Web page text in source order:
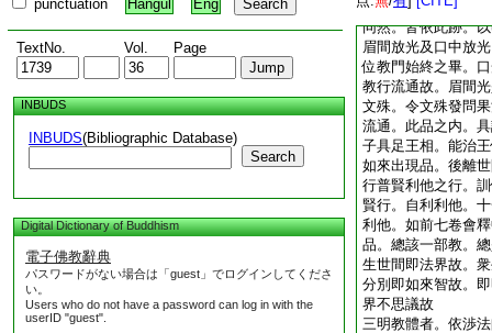
punctuation Hangul Eng
TextNo. Vol. Page
INBUDS
INBUDS(Bibliographic Database)
Search
Digital Dictionary of Buddhism
電子佛教辭典
パスワードがない場合は「guest」でログインしてくださ
い。
Users who do not have a password can log in with the
userID "guest".
一部經。常以此二
同然。皆依此跡。
眉間放光及口中放
位教門始終之畢。
教行流通故。眉間
文殊。令文殊發問
流通。此品之内。
子具足王相。能治
如來出現品。後離
行普賢利他之行。
賢行。自利利他。
利他。如前七卷會
品。總該一部教。
生世間即法界故。
分別即如來智故。
界不思議故
三明教體者。依渉